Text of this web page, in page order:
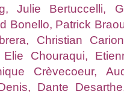
Julie Bertuccelli,
Bonello, Patrick
Christian
Chouraqui,
Crèvecoeur,
Dante